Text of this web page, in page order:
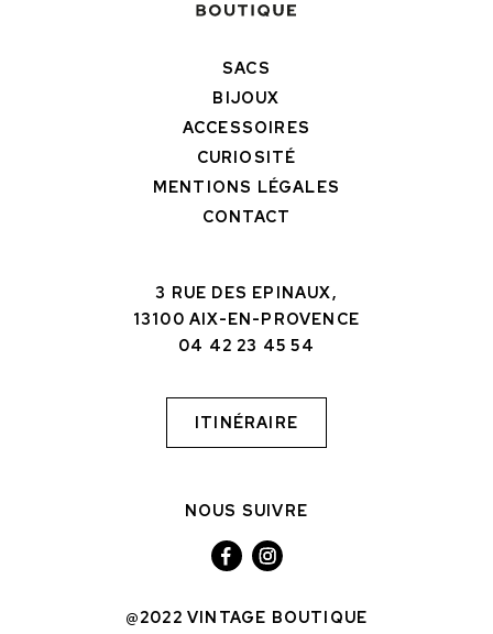
SACS
BIJOUX
ACCESSOIRES
CURIOSITÉ
MENTIONS LÉGALES
CONTACT
3 RUE DES EPINAUX,
13100 AIX-EN-PROVENCE
04 42 23 45 54
ITINÉRAIRE
NOUS SUIVRE
@2022 VINTAGE BOUTIQUE